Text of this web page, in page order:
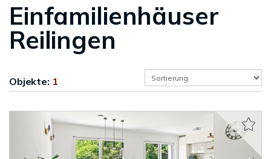
Einfamilienhäuser
Reilingen
Objekte: 1